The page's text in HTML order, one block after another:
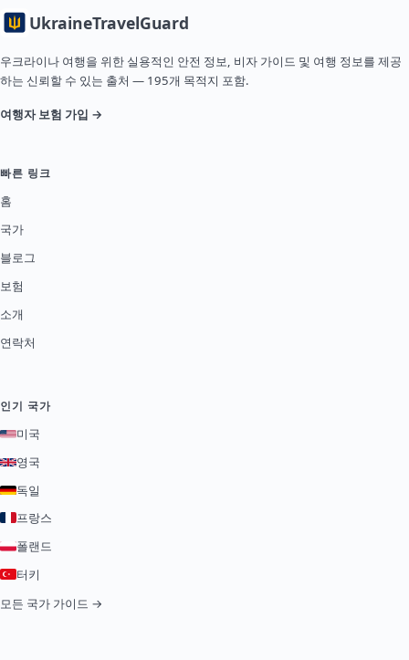
UkraineTravelGuard
우크라이나 여행을 위한 실용적인 안전 정보, 비자 가이드 및 여행 정보를 제공
하는 신뢰할 수 있는 출처 — 195개 목적지 포함.
여행자 보험 가입 →
빠른 링크
홈
국가
블로그
보험
소개
연락처
인기 국가
미국
영국
독일
프랑스
폴랜드
터키
모든 국가 가이드 →